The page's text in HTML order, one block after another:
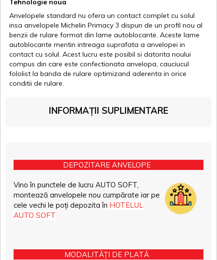
Tehnologie noua
Anvelopele standard nu ofera un contact complet cu solul
insa anvelopele Michelin Primacy 3 dispun de un profil nou al
benzii de rulare format din lame autoblocante. Aceste lame
autoblocante mentin intreaga suprafata a anvelopei in
contact cu solul. Acest lucru este posibil si datorita noului
compus din care este confectionata anvelopa, cauciucul
fololist la banda de rulare optimizand aderenta in orice
conditii de rulare.
INFORMAȚII SUPLIMENTARE
DEPOZITARE ANVELOPE
Vino în punctele de lucru AUTO SOFT,
montează anvelopele nou cumpărate iar pe
cele vechi le poți depozita în HOTELUL
AUTO SOFT
MODALITĂȚI DE PLATĂ